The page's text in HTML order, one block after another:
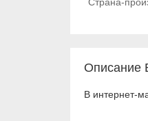
Описание
В интернет-